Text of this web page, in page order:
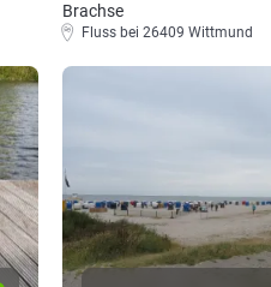
Brachse
Fluss bei 26409 Wittmund